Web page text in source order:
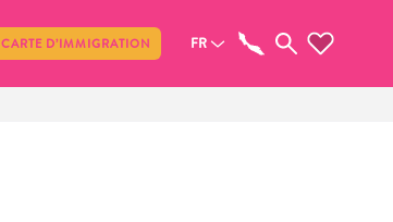
CARTE D’IMMIGRATION FR Partager